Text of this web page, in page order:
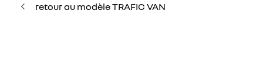
retour au modèle TRAFIC VAN